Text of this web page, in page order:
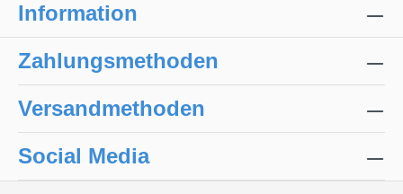
Information
Zahlungsmethoden
Versandmethoden
Social Media